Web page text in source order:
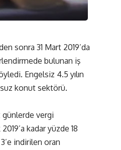
sonra 31 Mart 2019’da
bulunan iş
Engelsiz 4.5 yılın
konut sektörü.
vergi
kadar yüzde 18
indirilen oran